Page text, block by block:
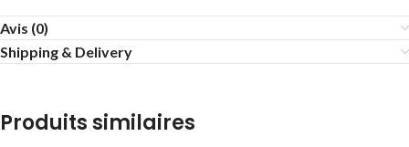
Avis (0)
Shipping & Delivery
Produits similaires